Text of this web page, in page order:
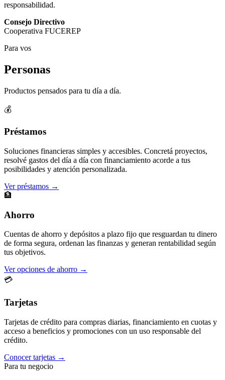
responsabilidad.
Consejo Directivo
Cooperativa FUCEREP
Para vos
Personas
Productos pensados para tu día a día.
💰
Préstamos
Soluciones financieras simples y accesibles. Concretá proyectos,
resolvé gastos del día a día con financiamiento acorde a tus
posibilidades y atención personalizada.
Ver préstamos →
🏦
Ahorro
Cuentas de ahorro y depósitos a plazo fijo que resguardan tu dinero
de forma segura, ordenan las finanzas y generan rentabilidad según
tus objetivos.
Ver opciones de ahorro →
💳
Tarjetas
Tarjetas de crédito para compras diarias, financiamiento en cuotas y
acceso a beneficios y promociones con un uso responsable del
crédito.
Conocer tarjetas →
Para tu negocio